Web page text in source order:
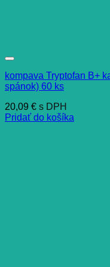
kompava Tryptofan B+
spánok) 60 ks
20,09 € s DPH
Pridať do košíka